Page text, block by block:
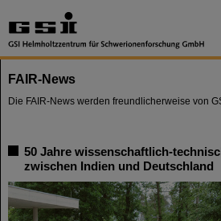
FAIR-News
Die FAIR-News werden freundlicherweise von
50 Jahre wissenschaftlich-
zwischen Indien und Deutschland